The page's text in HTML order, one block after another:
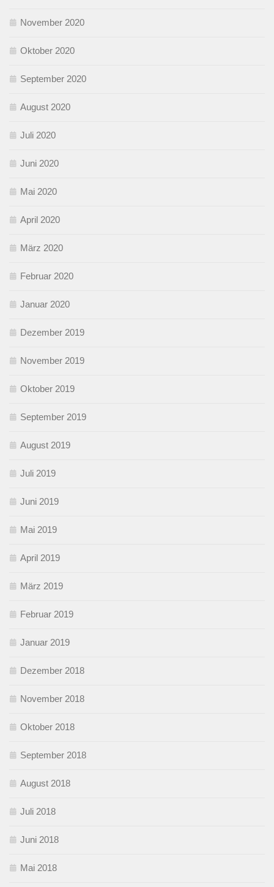
November 2020
Oktober 2020
September 2020
August 2020
Juli 2020
Juni 2020
Mai 2020
April 2020
März 2020
Februar 2020
Januar 2020
Dezember 2019
November 2019
Oktober 2019
September 2019
August 2019
Juli 2019
Juni 2019
Mai 2019
April 2019
März 2019
Februar 2019
Januar 2019
Dezember 2018
November 2018
Oktober 2018
September 2018
August 2018
Juli 2018
Juni 2018
Mai 2018